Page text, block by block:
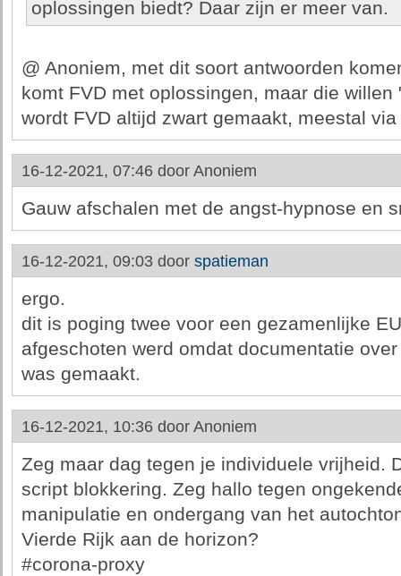
oplossingen biedt? Daar zijn er meer van.
@ Anoniem, met dit soort antwoorden
komt FVD met oplossingen, maar die
wordt FVD altijd zwart gemaakt, meestal
16-12-2021, 07:46 door Anoniem
Gauw afschalen met de angst-hypnose en
16-12-2021, 09:03 door spatieman
ergo.
dit is poging twee voor een gezamenlijke
afgeschoten werd omdat documentatie
was gemaakt.
16-12-2021, 10:36 door Anoniem
Zeg maar dag tegen je individuele vrijheid.
script blokkering. Zeg hallo tegen
manipulatie en ondergang van het
Vierde Rijk aan de horizon?
#corona-proxy